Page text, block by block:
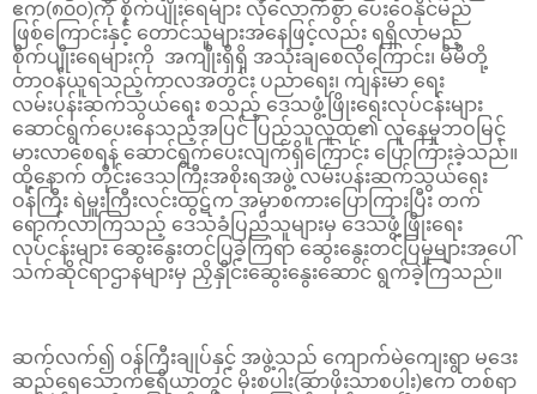
ဧက(၈၀၀)ကို စိုက်ပျိုးရေများ လုံလောက်စွာ ပေးဝေနိုင်မည်
ဖြစ်ကြောင်းနှင့် တောင်သူများအနေဖြင့်လည်း ရရှိလာမည့်
စိုက်ပျိုးရေများကို အကျိုးရှိရှိ အသုံးချစေလိုကြောင်း၊ မိမိတို့
တာဝန်ယူရသည့်ကာလအတွင်း ပညာရေး၊ ကျန်းမာ ရေး
လမ်းပန်းဆက်သွယ်ရေး စသည့် ဒေသဖွံ့ဖြိုးရေးလုပ်ငန်းများ
ဆောင်ရွက်ပေးနေသည့်အပြင် ပြည်သူလူထု၏ လူနေမှုဘဝမြင့်
မားလာစေရန် ဆောင်ရွက်ပေးလျက်ရှိကြောင်း ပြောကြားခဲ့သည်။
ထို့နောက် တိုင်းဒေသကြီးအစိုးရအဖွဲ့ လမ်းပန်းဆက်သွယ်ရေး
ဝန်ကြီး ရဲမှူးကြီးလင်းထွဋ်က အမှာစကားပြောကြားပြီး တက်
ရောက်လာကြသည့် ဒေသခံပြည်သူများမှ ဒေသဖွံ့ဖြိုးရေး
လုပ်ငန်းများ ဆွေးနွေးတင်ပြခဲ့ကြရာ ဆွေးနွေးတင်ပြမှုများအပေါ်
သက်ဆိုင်ရာဌာနများမှ ညှိနှိုင်းဆွေးနွေးဆောင် ရွက်ခဲ့ကြသည်။
ဆက်လက်၍ ဝန်ကြီးချုပ်နှင့် အဖွဲ့သည် ကျောက်မဲကျေးရွာ မဒေး
ဆည်ရေသောက်ဧရိယာတွင် မိုးစပါး(ဆာဖိုးသာစပါး)ဧက တစ်ရာ